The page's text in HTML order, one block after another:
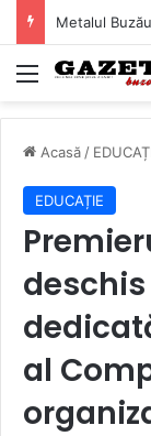
Mediu
Acasă /
EDUCAȚIE
al